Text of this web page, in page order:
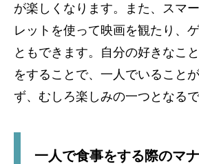
が楽しくなります。また、スマ
レットを使って映画を観たり、
ともできます。自分の好きなこ
をすることで、一人でいること
ず、むしろ楽しみの一つとなるで
一人で食事をする際のマ